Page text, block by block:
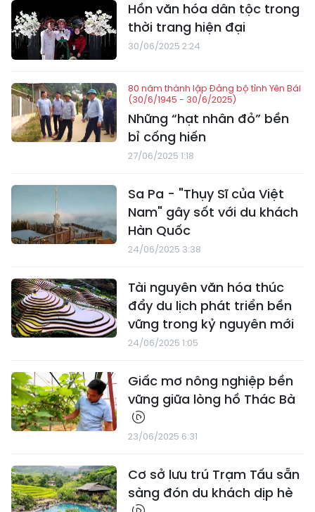
Hồn văn hóa dân tộc trong
thời trang hiện đại
30/06/2025 2:24
80 năm thành lập Đảng bộ tỉnh Yên Bái
(30/6/1945 - 30/6/2025)
Những “hạt nhân đỏ” bền
bỉ cống hiến
27/06/2025 1:18
Sa Pa - "Thụy Sĩ của Việt
Nam" gây sốt với du khách
Hàn Quốc
24/06/2025 3:38
Tài nguyên văn hóa thúc
đẩy du lịch phát triển bền
vững trong kỷ nguyên mới
24/06/2025 1:05
Giấc mơ nông nghiệp bền
vững giữa lòng hồ Thác Bà
23/06/2025 6:31
Cơ sở lưu trú Trạm Tấu sẵn
sàng đón du khách dịp hè